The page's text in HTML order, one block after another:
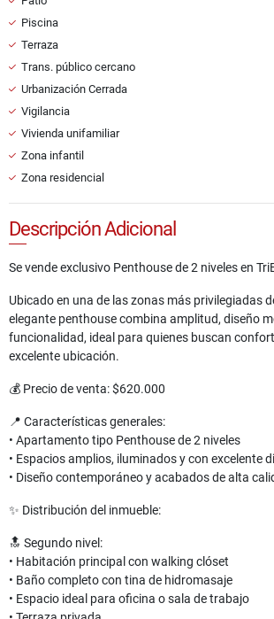
Piscina
Terraza
Trans. público cercano
Urbanización Cerrada
Vigilancia
Vivienda unifamiliar
Zona infantil
Zona residencial
Descripción Adicional
Se vende exclusivo Penthouse de 2 niveles en
Ubicado en una de las zonas más privilegiadas
elegante penthouse combina amplitud, diseño
funcionalidad, ideal para quienes buscan
excelente ubicación.
💰 Precio de venta: $620.000
📍 Características generales:
• Apartamento tipo Penthouse de 2 niveles
• Espacios amplios, iluminados y con excelente
• Diseño contemporáneo y acabados de alta
✨ Distribución del inmueble:
🔝 Segundo nivel:
• Habitación principal con walking clóset
• Baño completo con tina de hidromasaje
• Espacio ideal para oficina o sala de trabajo